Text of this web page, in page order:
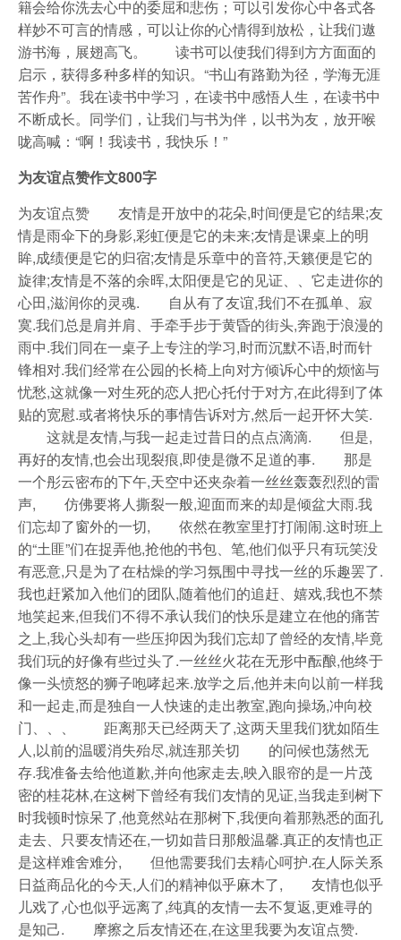
籍会给你洗去心中的委屈和悲伤；可以引发你心中各式各
样妙不可言的情感，可以让你的心情得到放松，让我们遨
游书海，展翅高飞。 读书可以使我们得到方方面面的
启示，获得多种多样的知识。“书山有路勤为径，学海无涯
苦作舟”。我在读书中学习，在读书中感悟人生，在读书中
不断成长。同学们，让我们与书为伴，以书为友，放开喉
咙高喊：“啊！我读书，我快乐！”
为友谊点赞作文800字
为友谊点赞 友情是开放中的花朵,时间便是它的结果;友
情是雨伞下的身影,彩虹便是它的未来;友情是课桌上的明
眸,成绩便是它的归宿;友情是乐章中的音符,天籁便是它的
旋律;友情是不落的余晖,太阳便是它的见证、、它走进你的
心田,滋润你的灵魂. 自从有了友谊,我们不在孤单、寂
寞.我们总是肩并肩、手牵手步于黄昏的街头,奔跑于浪漫的
雨中.我们同在一桌子上专注的学习,时而沉默不语,时而针
锋相对.我们经常在公园的长椅上向对方倾诉心中的烦恼与
忧愁,这就像一对生死的恋人把心托付于对方,在此得到了体
贴的宽慰.或者将快乐的事情告诉对方,然后一起开怀大笑.
这就是友情,与我一起走过昔日的点点滴滴. 但是,
再好的友情,也会出现裂痕,即使是微不足道的事. 那是
一个彤云密布的下午,天空中还夹杂着一丝丝轰轰烈烈的雷
声, 仿佛要将人撕裂一般,迎面而来的却是倾盆大雨.我
们忘却了窗外的一切, 依然在教室里打打闹闹.这时班上
的“土匪”们在捉弄他,抢他的书包、笔,他们似乎只有玩笑没
有恶意,只是为了在枯燥的学习氛围中寻找一丝的乐趣罢了.
我也赶紧加入他们的团队,随着他们的追赶、嬉戏,我也不禁
地笑起来,但我们不得不承认我们的快乐是建立在他的痛苦
之上,我心头却有一些压抑因为我们忘却了曾经的友情,毕竟
我们玩的好像有些过头了.一丝丝火花在无形中酝酿,他终于
像一头愤怒的狮子咆哮起来.放学之后,他并未向以前一样我
和一起走,而是独自一人快速的走出教室,跑向操场,冲向校
门、、、 距离那天已经两天了,这两天里我们犹如陌生
人,以前的温暖消失殆尽,就连那关切 的问候也荡然无
存.我准备去给他道歉,并向他家走去,映入眼帘的是一片茂
密的桂花林,在这树下曾经有我们友情的见证,当我走到树下
时我顿时惊呆了,他竟然站在那树下,我便向着那熟悉的面孔
走去、只要友情还在,一切如昔日那般温馨.真正的友情也正
是这样难舍难分, 但他需要我们去精心呵护.在人际关系
日益商品化的今天,人们的精神似乎麻木了, 友情也似乎
儿戏了,心也似乎远离了,纯真的友情一去不复返,更难寻的
是知己. 摩擦之后友情还在,在这里我要为友谊点赞.